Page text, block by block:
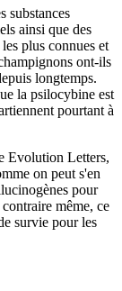
substances
ainsi que des
plus connues et
ont-ils
longtemps.
la psilocybine est
pourtant à
Evolution Letters,
on peut s'en
pour
même, ce
survie pour les